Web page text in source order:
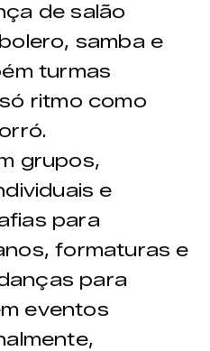
de salão
samba e
turmas
ritmo como
grupos,
e
para
formaturas e
para
eventos